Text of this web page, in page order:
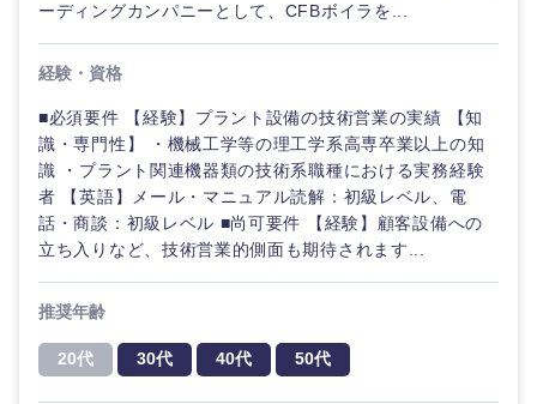
ーディングカンパニーとして、CFBボイラを...
経験・資格
■必須要件 【経験】プラント設備の技術営業の実績 【知
識・専門性】 ・機械工学等の理工学系高専卒業以上の知
識 ・プラント関連機器類の技術系職種における実務経験
者 【英語】メール・マニュアル読解：初級レベル、電
話・商談：初級レベル ■尚可要件 【経験】顧客設備への
立ち入りなど、技術営業的側面も期待されます...
推奨年齢
20代 30代 40代 50代